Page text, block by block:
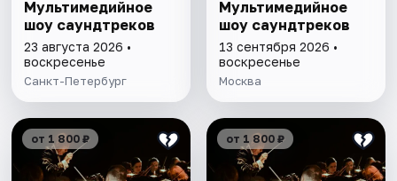
Мультимедийное
шоу саундтреков
23 августа 2026 •
воскресенье
Санкт-Петербург
Мультимедийное
шоу саундтреков
13 сентября 2026 •
воскресенье
Москва
от 1 800 ₽ от 1 800 ₽